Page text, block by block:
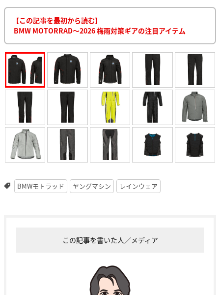
【この記事を最初から読む】
BMW MOTORRAD〜2026 梅雨対策ギアの注目アイテム
BMWモトラッド ヤングマシン レインウェア
この記事を書いた人／メディア